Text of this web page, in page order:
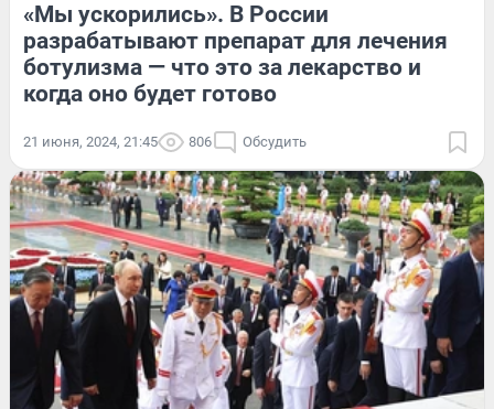
«Мы ускорились». В России
разрабатывают препарат для лечения
ботулизма — что это за лекарство и
когда оно будет готово
21 июня, 2024, 21:45 806 Обсудить